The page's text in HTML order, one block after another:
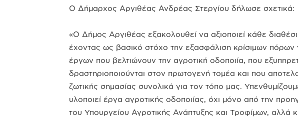
Ο Δήμαρχος Αργιθέας Ανδρέας Στεργίου δήλωσε σχετικά:
«Ο Δήμος Αργιθέας εξακολουθεί να αξιοποιεί κάθε
έχοντας ως βασικό στόχο την εξασφάλιση κρίσιμων πόρων
έργων που βελτιώνουν την αγροτική οδοποιία, που
δραστηριοποιούνται στον πρωτογενή τομέα και που
ζωτικής σημασίας συνολικά για τον τόπο μας.
υλοποιεί έργα αγροτικής οδοποιίας, όχι μόνο από την
του Υπουργείου Αγροτικής Ανάπτυξης και Τροφίμων, αλλά